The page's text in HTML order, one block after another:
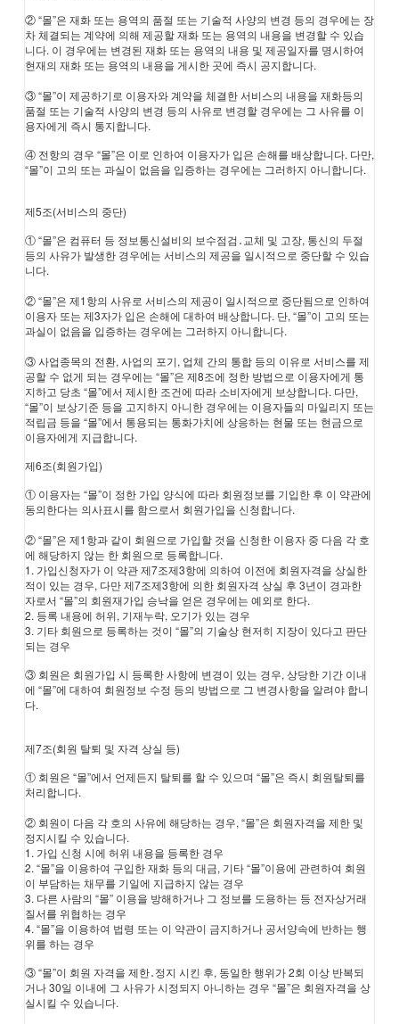
② “몰”은 재화 또는 용역의 품절 또는 기술적 사양의 변경 등의 경우에는 장
차 체결되는 계약에 의해 제공할 재화 또는 용역의 내용을 변경할 수 있습
니다. 이 경우에는 변경된 재화 또는 용역의 내용 및 제공일자를 명시하여
현재의 재화 또는 용역의 내용을 게시한 곳에 즉시 공지합니다.
③ “몰”이 제공하기로 이용자와 계약을 체결한 서비스의 내용을 재화등의
품절 또는 기술적 사양의 변경 등의 사유로 변경할 경우에는 그 사유를 이
용자에게 즉시 통지합니다.
④ 전항의 경우 “몰”은 이로 인하여 이용자가 입은 손해를 배상합니다. 다만,
“몰”이 고의 또는 과실이 없음을 입증하는 경우에는 그러하지 아니합니다.
제5조(서비스의 중단)
① “몰”은 컴퓨터 등 정보통신설비의 보수점검․교체 및 고장, 통신의 두절
등의 사유가 발생한 경우에는 서비스의 제공을 일시적으로 중단할 수 있습
니다.
② “몰”은 제1항의 사유로 서비스의 제공이 일시적으로 중단됨으로 인하여
이용자 또는 제3자가 입은 손해에 대하여 배상합니다. 단, “몰”이 고의 또는
과실이 없음을 입증하는 경우에는 그러하지 아니합니다.
③ 사업종목의 전환, 사업의 포기, 업체 간의 통합 등의 이유로 서비스를 제
공할 수 없게 되는 경우에는 “몰”은 제8조에 정한 방법으로 이용자에게 통
지하고 당초 “몰”에서 제시한 조건에 따라 소비자에게 보상합니다. 다만,
“몰”이 보상기준 등을 고지하지 아니한 경우에는 이용자들의 마일리지 또는
적립금 등을 “몰”에서 통용되는 통화가치에 상응하는 현물 또는 현금으로
이용자에게 지급합니다.
제6조(회원가입)
① 이용자는 “몰”이 정한 가입 양식에 따라 회원정보를 기입한 후 이 약관에
동의한다는 의사표시를 함으로서 회원가입을 신청합니다.
② “몰”은 제1항과 같이 회원으로 가입할 것을 신청한 이용자 중 다음 각 호
에 해당하지 않는 한 회원으로 등록합니다.
1. 가입신청자가 이 약관 제7조제3항에 의하여 이전에 회원자격을 상실한
적이 있는 경우, 다만 제7조제3항에 의한 회원자격 상실 후 3년이 경과한
자로서 “몰”의 회원재가입 승낙을 얻은 경우에는 예외로 한다.
2. 등록 내용에 허위, 기재누락, 오기가 있는 경우
3. 기타 회원으로 등록하는 것이 “몰”의 기술상 현저히 지장이 있다고 판단
되는 경우
③ 회원은 회원가입 시 등록한 사항에 변경이 있는 경우, 상당한 기간 이내
에 “몰”에 대하여 회원정보 수정 등의 방법으로 그 변경사항을 알려야 합니
다.
제7조(회원 탈퇴 및 자격 상실 등)
① 회원은 “몰”에서 언제든지 탈퇴를 할 수 있으며 “몰”은 즉시 회원탈퇴를
처리합니다.
② 회원이 다음 각 호의 사유에 해당하는 경우, “몰”은 회원자격을 제한 및
정지시킬 수 있습니다.
1. 가입 신청 시에 허위 내용을 등록한 경우
2. “몰”을 이용하여 구입한 재화 등의 대금, 기타 “몰”이용에 관련하여 회원
이 부담하는 채무를 기일에 지급하지 않는 경우
3. 다른 사람의 “몰” 이용을 방해하거나 그 정보를 도용하는 등 전자상거래
질서를 위협하는 경우
4. “몰”을 이용하여 법령 또는 이 약관이 금지하거나 공서양속에 반하는 행
위를 하는 경우
③ “몰”이 회원 자격을 제한․정지 시킨 후, 동일한 행위가 2회 이상 반복되
거나 30일 이내에 그 사유가 시정되지 아니하는 경우 “몰”은 회원자격을 상
실시킬 수 있습니다.